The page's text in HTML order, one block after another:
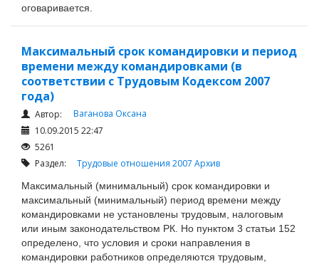
оговаривается.
Максимальный срок командировки и период
времени между командировками (в
соответствии с Трудовым Кодексом 2007
года)
Автор:
Ваганова Оксана
10.09.2015 22:47
5261
Раздел: Трудовые отношения 2007 Архив
Максимальный (минимальный) срок командировки и
максимальный (минимальный) период времени между
командировками не установлены трудовым, налоговым
или иным законодательством РК. Но пунктом 3 статьи 152
определено, что условия и сроки направления в
командировки работников определяются трудовым,